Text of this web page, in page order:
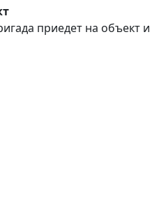
приедет на объект и